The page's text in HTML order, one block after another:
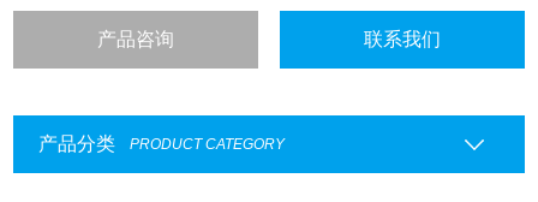
ICR（CD-1）小鼠肝组织匀浆
产品咨询 联系我们
产品分类 PRODUCT CATEGORY